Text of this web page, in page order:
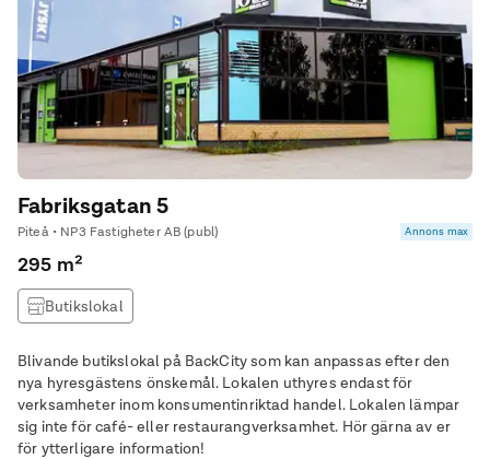
Fabriksgatan 5
Piteå • NP3 Fastigheter AB (publ) Annons max
295 m²
Butikslokal
Blivande butikslokal på BackCity som kan anpassas efter den
nya hyresgästens önskemål. Lokalen uthyres endast för
verksamheter inom konsumentinriktad handel. Lokalen lämpar
sig inte för café- eller restaurangverksamhet. Hör gärna av er
för ytterligare information!